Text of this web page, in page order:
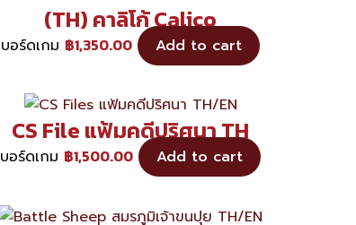
(TH) คาลิโก้ Calico
บอร์ดเกม ฿1,350.00 Add to cart
CS File แฟ้มคดีปริศนา TH
บอร์ดเกม ฿1,500.00 Add to cart